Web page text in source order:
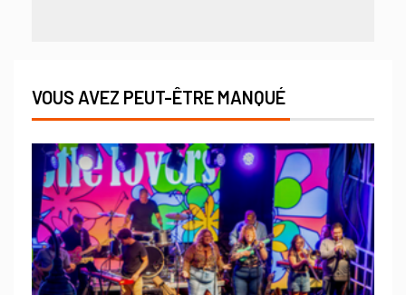
VOUS AVEZ PEUT-ÊTRE MANQUÉ